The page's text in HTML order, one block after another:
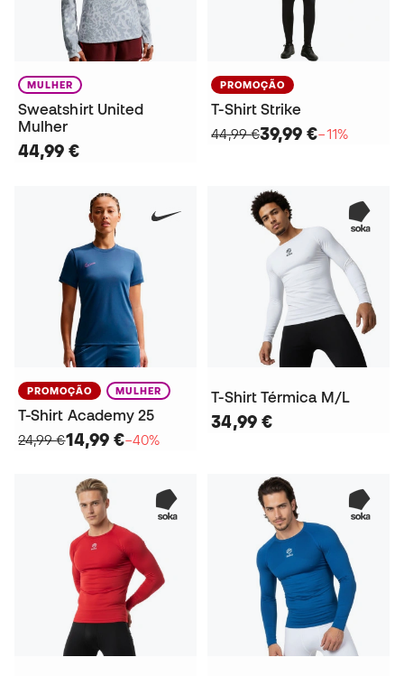
MULHER
Sweatshirt United
Mulher
44,99 €
PROMOÇÃO
T-Shirt Strike
44,99 €39,99 €−11%
PROMOÇÃO MULHER
T-Shirt Academy 25
24,99 €14,99 €−40%
T-Shirt Térmica M/L
34,99 €